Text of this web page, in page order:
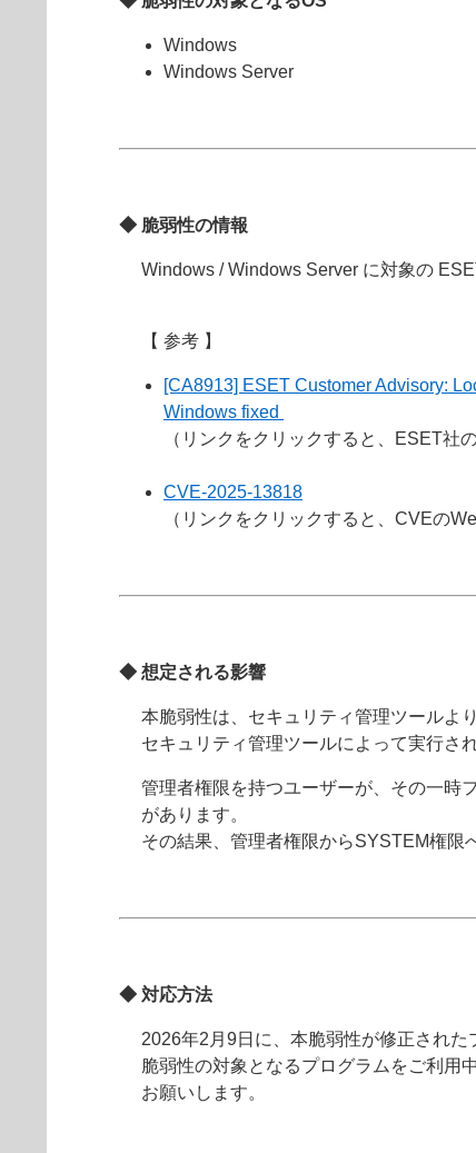
Windows
Windows Server
◆ 脆弱性の情報
Windows / Windows Server に対象の
【 参考 】
[CA8913] ESET Customer Advisory:
Windows fixed
（リンクをクリックすると、ESET社
CVE-2025-13818
（リンクをクリックすると、CVEの
◆ 想定される影響
本脆弱性は、セキュリティ管理ツールよ
セキュリティ管理ツールによって実行さ
管理者権限を持つユーザーが、その一時
があります。
その結果、管理者権限からSYSTEM権限
◆ 対応方法
2026年2月9日に、本脆弱性が修正された
脆弱性の対象となるプログラムをご利用
お願いします。